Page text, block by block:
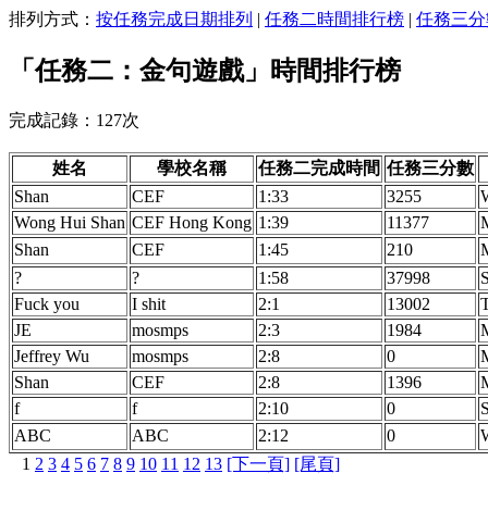
排列方式： 按任務完成日期排列 | 任務二時間排行榜 | 任務三
「任務二：金句遊戲」時間排行榜
完成記錄：127次
姓名 學校名稱 任務二完成時間 任務三分數
Shan
CEF 1:33 3255
Wong Hui Shan CEF Hong Kong 1:39 11377
Shan
CEF 1:45 210
?
? 1:58 37998
Fuck you
I shit 2:1 13002
JE
mosmps 2:3 1984
Jeffrey Wu
mosmps 2:8 0
Shan
CEF 2:8 1396
f
f 2:10 0
ABC
ABC 2:12 0
1 2 3 4 5 6 7 8 9 10 11 12 13 [下一頁] [尾頁]